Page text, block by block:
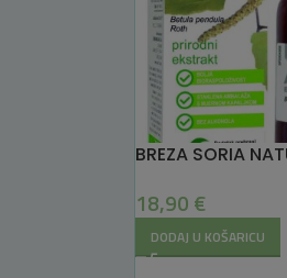
BREZA SORIA
18,90 €
DODAJ U KOŠARICU